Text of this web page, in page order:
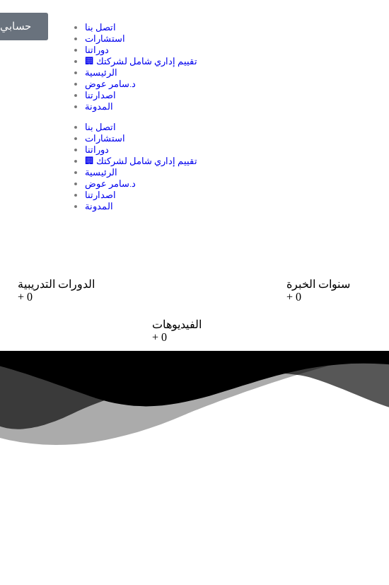
حسابي
اتصل بنا
استشارات
دوراتنا
🏢 تقييم إداري شامل لشركتك
الرئيسية
د.سامر عوض
اصدارتنا
المدونة
اتصل بنا
استشارات
دوراتنا
🏢 تقييم إداري شامل لشركتك
الرئيسية
د.سامر عوض
اصدارتنا
المدونة
الدورات التدريبية
+ 0
سنوات الخبرة
+ 0
الفيديوهات
+ 0